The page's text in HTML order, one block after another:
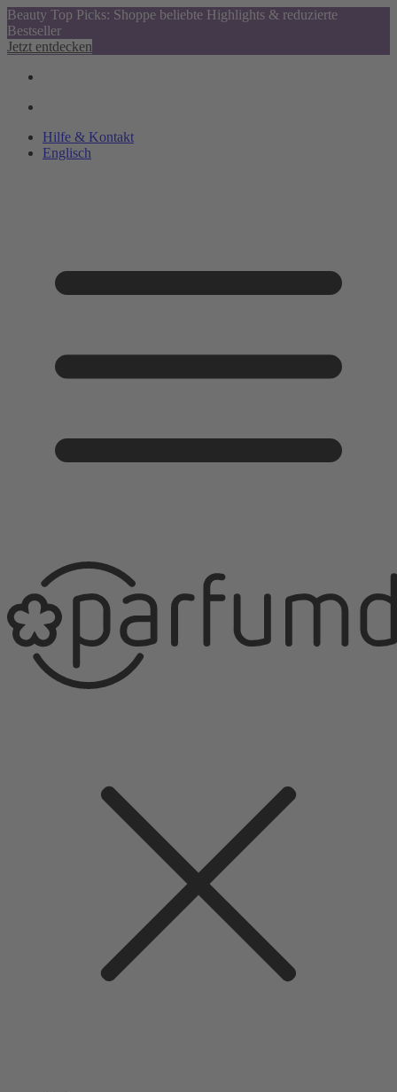
Beauty Top Picks: Shoppe beliebte Highlights & reduzierte
Bestseller
Jetzt entdecken
Hilfe & Kontakt
Englisch